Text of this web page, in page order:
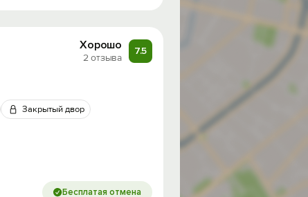
Хорошо
2 отзыва
7.5
Закрытый двор
Бесплатая отмена